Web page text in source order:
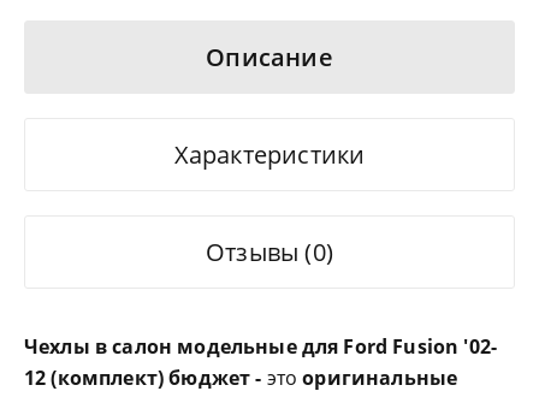
Описание
Характеристики
Отзывы (0)
Чехлы в салон модельные для Ford Fusion '02-
12 (комплект) бюджет - этооригинальные